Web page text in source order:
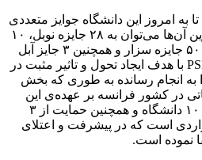
به امروز این دانشگاه جوایز متعددی
را دریافت نموده که از مهم‌ترین آن‌ها می‌توان به ۲۸ جایزه نوبل، ۱۰
مدال فیلدز، ۷۹ جایزه مولیر، ۵۰ جایزه سزار و همچنین ۳ جایز آبل
اشاره نمود. مرکز آموزشی PSL با هدف ایجاد تحول و تاثیر مثبت در
به انجام رسانده به طوری که بخش
در کشور فرانسه بر عهده‌ی این
دانشگاه می باشد. همکاری با ۱۰ دانشگاه و همچنین حمایت از ۳
است که در پیشرفت و اعتلای
نموده است.